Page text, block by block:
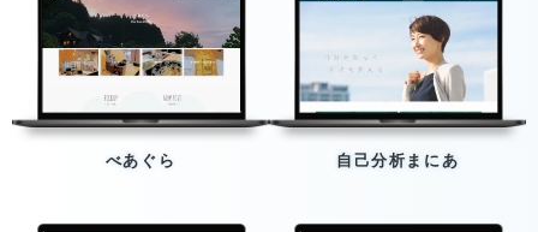
べあぐら 自己分析まにあ